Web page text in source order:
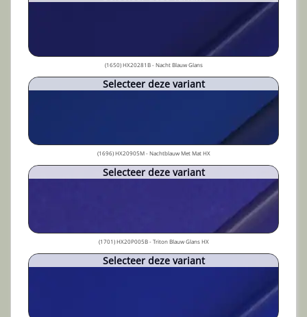
(1650) HX20281B - Nacht Blauw Glans
Selecteer deze variant
(1696) HX20905M - Nachtblauw Met Mat HX
Selecteer deze variant
(1701) HX20P005B - Triton Blauw Glans HX
Selecteer deze variant